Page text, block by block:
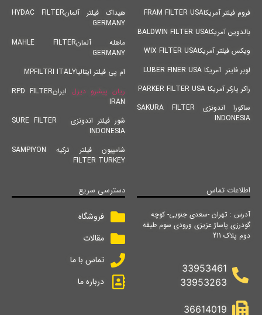
فروم فیلتر آمریکاFRAM FILTER USA
بالدوین آمریکاBALDWIN FILTER USA
ویکس فیلتر آمریکاWIX FILTER USA
لوبر فاینر آمریکا LUBER FINER USA
راکر پارکر آمریکا PARKER FILTER USA
ساکورا اندونزی SAKURA FILTER
INDONESIA
هیداک فیلتر آلمانHYDAC FILTER
GERMANY
ماهله آلمانMAHLE FILTER
GERMANY
ام پی فیلتر ایتالیاMPFILTRI ITALY
ریان پیشرو دیزل
ایرانRPD FILTER
IRAN
شور فیلتر اندونزی SURE FILTER
INDONESIA
شامپیون فیلتر ترکیه SAMPIYON
FILTER TURKEY
اطلاعات تماس
آدرس : تهران -سعدی جنوبی- کوچه
گودرزی پاساژ عزیزی ورودی سوم طبقه
دوم پلاک 211
33953461
33953263
36614019
دسترسی سریع
فروشگاه
مقالات
تماس با ما
درباره ما